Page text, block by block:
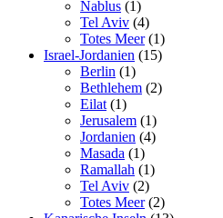
Nablus (1)
Tel Aviv (4)
Totes Meer(1)
Israel-Jordanien (15)
Berlin (1)
Bethlehem (2)
Eilat (1)
Jerusalem (1)
Jordanien (4)
Masada (1)
Ramallah (1)
Tel Aviv (2)
Totes Meer(2)